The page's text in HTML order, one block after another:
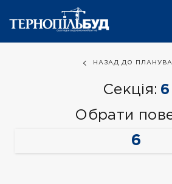
НАЗАД ДО
Секція: 6
Обрати